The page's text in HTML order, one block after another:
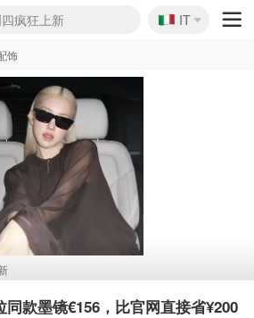
开抢！
疯狂上新
独家85折
闪促！每日更新
🇮🇹
IT
饰
款墨镜€156，比官网直接省¥200